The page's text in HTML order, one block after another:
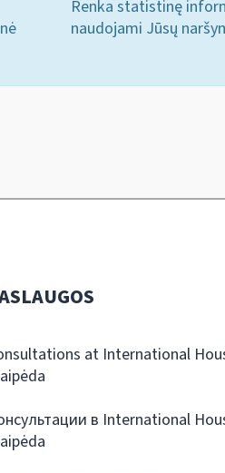
Renka statistinę
naudojami Jūsų
at International
в International